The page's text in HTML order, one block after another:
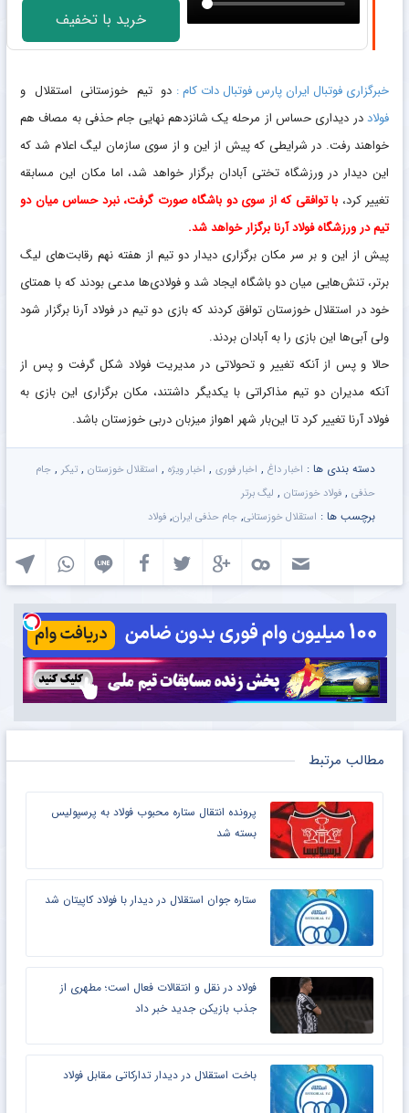
خرید با تخفیف
خبرگزاری فوتبال ایران پارس فوتبال دات کام : دو تیم خوزستانی استقلال و
فولاددر دیداری حساس از مرحله یک شانزدهم نهایی جام حذفی به مصاف هم
خواهند رفت. در شرایطی که پیش از این و از سوی سازمان لیگ اعلام شد که
این دیدار در ورزشگاه تختی آبادان برگزار خواهد شد، اما مکان این مسابقه
تغییر کرد، با توافقی که از سوی دو باشگاه صورت گرفت، نبرد حساس میان دو
تیم در ورزشگاه فولاد آرنا برگزار خواهد شد.
پیش از این و بر سر مکان برگزاری دیدار دو تیم از هفته نهم رقابت‌های لیگ
برتر، تنش‌هایی میان دو باشگاه ایجاد شد و فولادی‌ها مدعی بودند که با همتای
خود در استقلال خوزستان توافق کردند که بازی دو تیم در فولاد آرنا برگزار شود
ولی آبی‌ها این بازی را به آبادان بردند.
حالا و پس از آنکه تغییر و تحولاتی در مدیریت فولاد شکل گرفت و پس از
آنکه مدیران دو تیم مذاکراتی با یکدیگر داشتند، مکان برگزاری این بازی به
فولاد آرنا تغییر کرد تا این‌بار شهر اهواز میزبان دربی خوزستان باشد.
دسته بندی ها : اخبار داغ , اخبار فوری , اخبار ویژه , استقلال خوزستان , تیکر , جام
حذفی , فولاد خوزستان , لیگ برتر
برچسب ها : استقلال خوزستانی, جام حذفی ایران, فولاد
مطالب مرتبط
پرونده انتقال ستاره محبوب فولاد به پرسپولیس
بسته شد
ستاره جوان استقلال در دیدار با فولاد کاپیتان شد
فولاد در نقل و انتقالات فعال است؛ مطهری از
جذب بازیکن جدید خبر داد
باخت استقلال در دیدار تدارکاتی مقابل فولاد